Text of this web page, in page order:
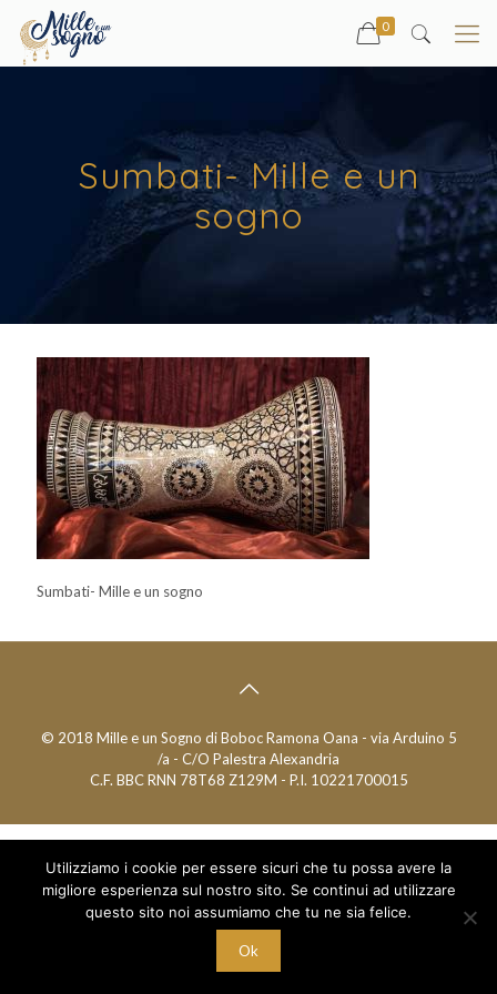
0
Sumbati- Mille e un
sogno
Sumbati- Mille e un sogno
© 2018 Mille e un Sogno di Boboc Ramona Oana - via Arduino 5
/a - C/O Palestra Alexandria
C.F. BBC RNN 78T68 Z129M - P.I. 10221700015
Utilizziamo i cookie per essere sicuri che tu possa avere la
migliore esperienza sul nostro sito. Se continui ad utilizzare
questo sito noi assumiamo che tu ne sia felice.
Ok